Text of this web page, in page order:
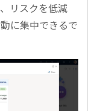
リスクを低減
に集中できるで